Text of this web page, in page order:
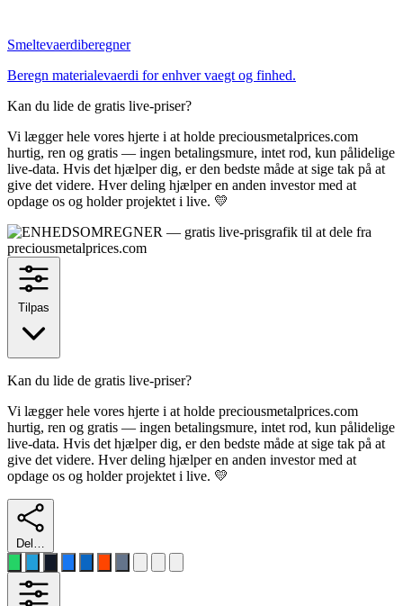
Smeltevaerdiberegner
Beregn materialevaerdi for enhver vaegt og finhed.
Kan du lide de gratis live-priser?
Vi lægger hele vores hjerte i at holde preciousmetalprices.com
hurtig, ren og gratis — ingen betalingsmure, intet rod, kun pålidelige
live-data. Hvis det hjælper dig, er den bedste måde at sige tak på at
give det videre. Hver deling hjælper en anden investor med at
opdage os og holder projektet i live. 💛
Tilpas
Kan du lide de gratis live-priser?
Vi lægger hele vores hjerte i at holde preciousmetalprices.com
hurtig, ren og gratis — ingen betalingsmure, intet rod, kun pålidelige
live-data. Hvis det hjælper dig, er den bedste måde at sige tak på at
give det videre. Hver deling hjælper en anden investor med at
opdage os og holder projektet i live. 💛
Del…